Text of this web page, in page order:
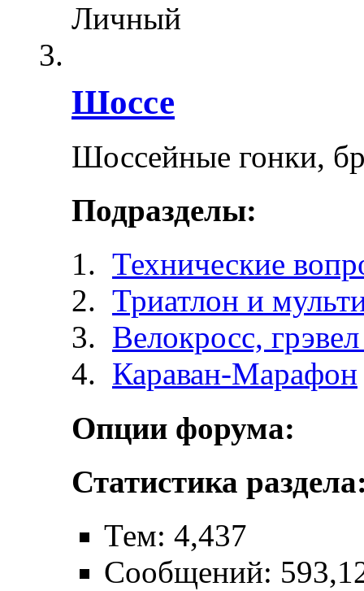
Личный
Шоссе
Шоссейные гонки,
Подразделы:
Технические
Триатлон и
Велокросc,
Караван-Марафон
Опции форума:
Статистика
Тем: 4,437
Сообщений: